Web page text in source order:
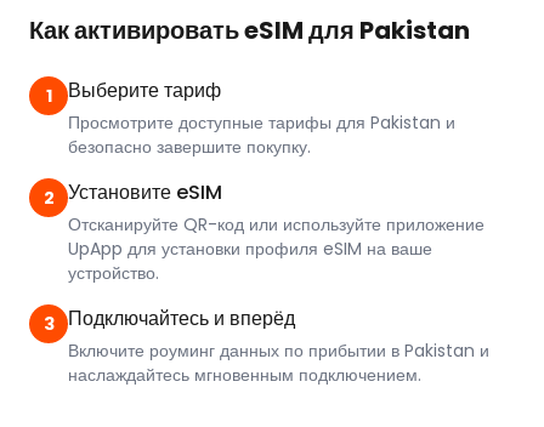
Как активировать eSIM для Pakistan
1 Выберите тариф
Просмотрите доступные тарифы для Pakistan и
безопасно завершите покупку.
2 Установите eSIM
Отсканируйте QR-код или используйте приложение
UpApp для установки профиля eSIM на ваше
устройство.
3 Подключайтесь и вперёд
Включите роуминг данных по прибытии в Pakistan и
наслаждайтесь мгновенным подключением.